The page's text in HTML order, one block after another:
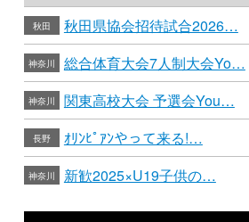
秋田 秋田県協会招待試合2026…
神奈川 総合体育大会7人制大会Yo…
神奈川 関東高校大会 予選会You…
長野 ｵﾘﾝﾋﾟｱﾝやって来る!…
神奈川 新歓2025×U19子供の…